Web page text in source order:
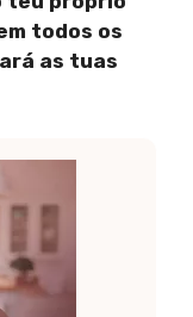
todos os
as tuas